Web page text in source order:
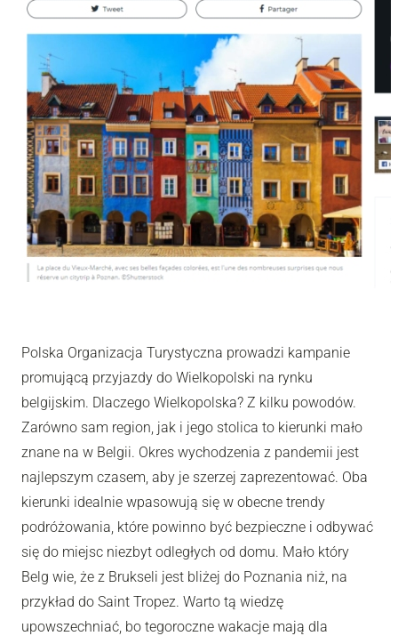
Polska Organizacja Turystyczna prowadzi kampanie
promującą przyjazdy do Wielkopolski na rynku
belgijskim. Dlaczego Wielkopolska? Z kilku powodów.
Zarówno sam region, jak i jego stolica to kierunki mało
znane na w Belgii. Okres wychodzenia z pandemii jest
najlepszym czasem, aby je szerzej zaprezentować. Oba
kierunki idealnie wpasowują się w obecne trendy
podróżowania, które powinno być bezpieczne i odbywać
się do miejsc niezbyt odległych od domu. Mało który
Belg wie, że z Brukseli jest bliżej do Poznania niż, na
przykład do Saint Tropez. Warto tą wiedzę
upowszechniać, bo tegoroczne wakacje mają dla